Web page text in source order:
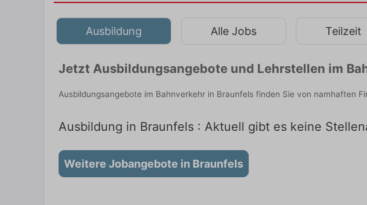
Ausbildung Alle Jobs Teilzeit
Jetzt Ausbildungsangebote und Lehrstellen im
Ausbildungsangebote im Bahnverkehr in Braunfels finden Sie von namhaften
Ausbildung in Braunfels : Aktuell gibt es keine
Weitere Jobangebote in Braunfels